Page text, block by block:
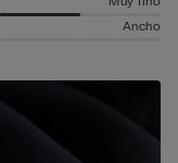
Ancho